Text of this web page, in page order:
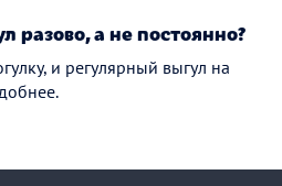
разово, а не постоянно?
и регулярный выгул на